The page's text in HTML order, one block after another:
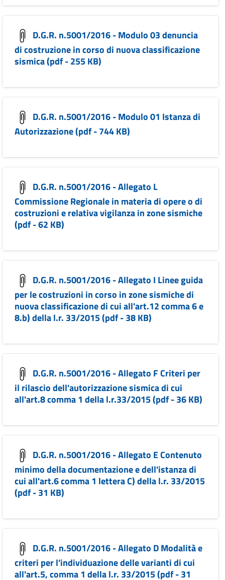
D.G.R. n.5001/2016 - Modulo 03 denuncia
di costruzione in corso di nuova classificazione
sismica (pdf - 255 KB)
D.G.R. n.5001/2016 - Modulo 01 Istanza di
Autorizzazione (pdf - 744 KB)
D.G.R. n.5001/2016 - Allegato L
Commissione Regionale in materia di opere o di
costruzioni e relativa vigilanza in zone sismiche
(pdf - 62 KB)
D.G.R. n.5001/2016 - Allegato I Linee guida
per le costruzioni in corso in zone sismiche di
nuova classificazione di cui all'art.12 comma 6 e
8.b) della l.r. 33/2015 (pdf - 38 KB)
D.G.R. n.5001/2016 - Allegato F Criteri per
il rilascio dell'autorizzazione sismica di cui
all'art.8 comma 1 della l.r.33/2015 (pdf - 36 KB)
D.G.R. n.5001/2016 - Allegato E Contenuto
minimo della documentazione e dell'istanza di
cui all'art.6 comma 1 lettera C) della l.r. 33/2015
(pdf - 31 KB)
D.G.R. n.5001/2016 - Allegato D Modalità e
criteri per l'individuazione delle varianti di cui
all'art.5, comma 1 della l.r. 33/2015 (pdf - 31